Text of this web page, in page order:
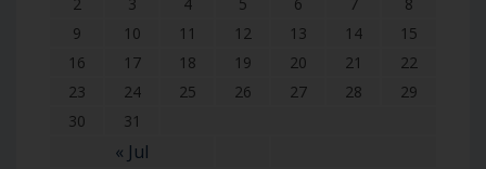
« Jul
2
3 4 5 6 7
8
9
10 11 12 13 14
15
16
17 18 19 20 21
22
23
24 25 26 27 28
29
30
31